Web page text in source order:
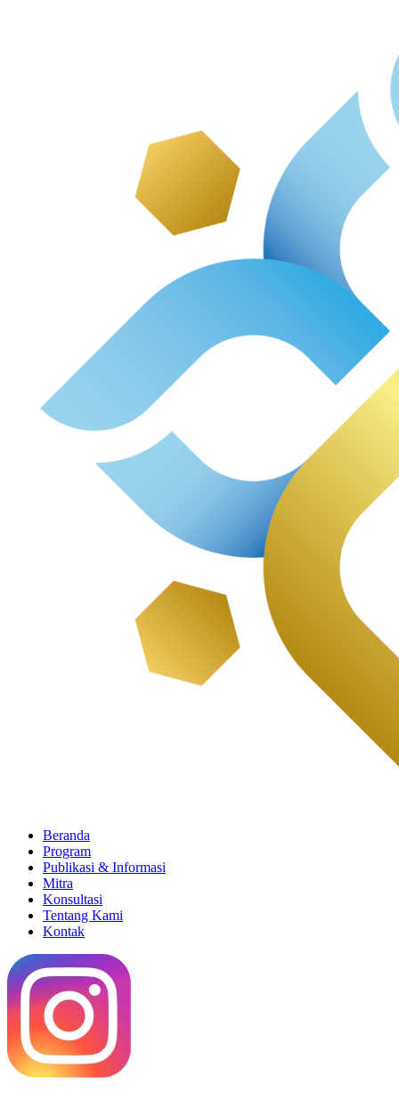
Beranda
Program
Publikasi & Informasi
Mitra
Konsultasi
Tentang Kami
Kontak